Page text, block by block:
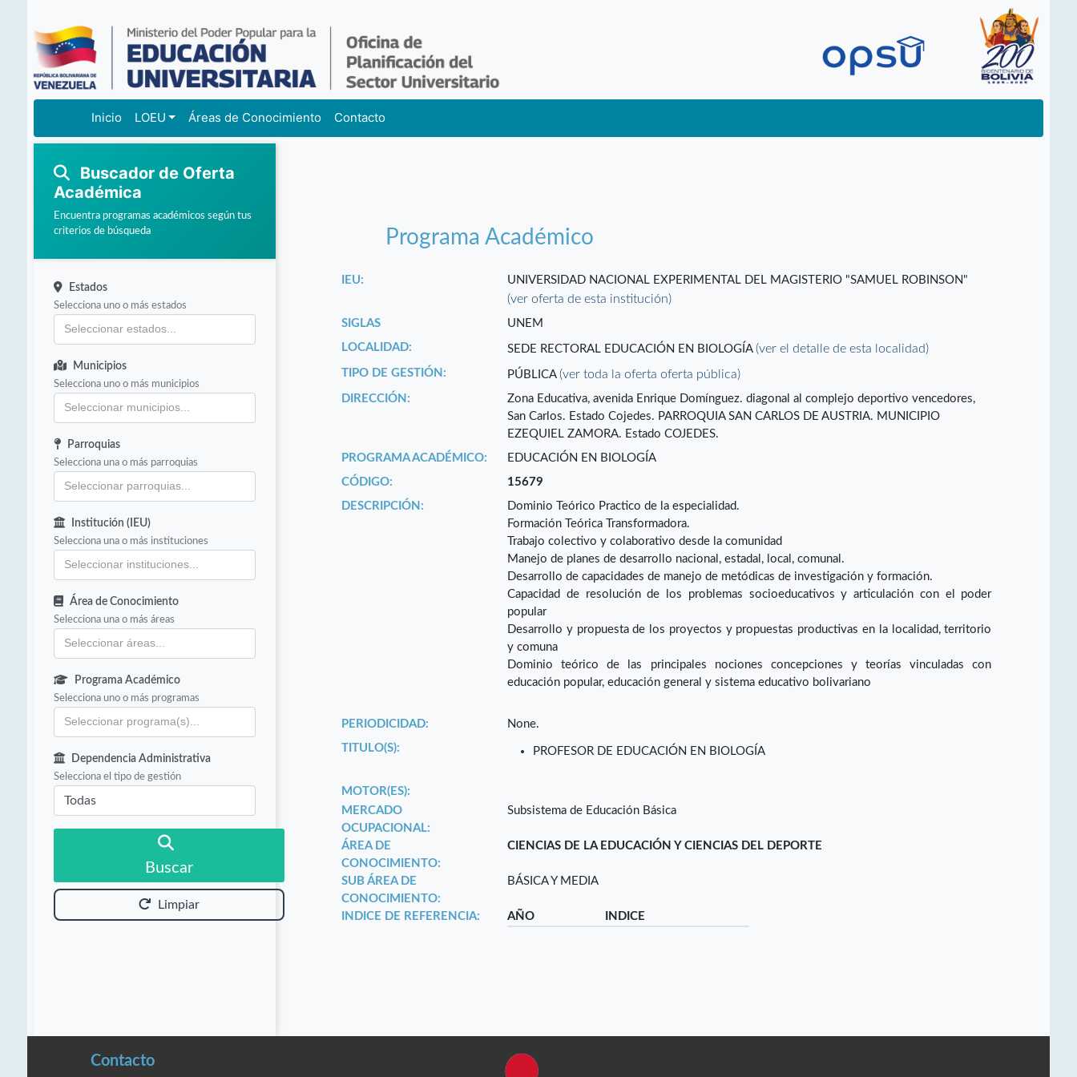
Inicio LOEU Áreas de Conocimiento Contacto
Buscador de Oferta
Académica
Encuentra programas académicos según tus
criterios de búsqueda
Estados
Selecciona uno o más estados
Municipios
Selecciona uno o más municipios
Parroquias
Selecciona una o más parroquias
Institución (IEU)
Selecciona una o más instituciones
Área de Conocimiento
Selecciona una o más áreas
Programa Académico
Selecciona uno o más programas
Dependencia Administrativa
Selecciona el tipo de gestión
Buscar
Limpiar
Programa Académico
IEU: UNIVERSIDAD NACIONAL EXPERIMENTAL DEL MAGISTERIO "SAMUEL ROBINSON"
(ver oferta de esta institución)
SIGLAS
UNEM
LOCALIDAD:
SEDE RECTORAL EDUCACIÓN EN BIOLOGÍA(ver el detalle de esta localidad)
TIPO DE GESTIÓN: PÚBLICA(ver toda la oferta oferta pública)
DIRECCIÓN:
Zona Educativa, avenida Enrique Domínguez. diagonal al complejo deportivo vencedores,
San Carlos. Estado Cojedes. PARROQUIA SAN CARLOS DE AUSTRIA. MUNICIPIO
EZEQUIEL ZAMORA. Estado COJEDES.
PROGRAMA ACADÉMICO:
EDUCACIÓN EN BIOLOGÍA
CÓDIGO:
15679
DESCRIPCIÓN:
Dominio Teórico Practico de la especialidad.
Formación Teórica Transformadora.
Trabajo colectivo y colaborativo desde la comunidad
Manejo de planes de desarrollo nacional, estadal, local, comunal.
Desarrollo de capacidades de manejo de metódicas de investigación y formación.
Capacidad de resolución de los problemas socioeducativos y articulación con el poder
popular
Desarrollo y propuesta de los proyectos y propuestas productivas en la localidad, territorio
y comuna
Dominio teórico de las principales nociones concepciones y teorías vinculadas con
educación popular, educación general y sistema educativo bolivariano
PERIODICIDAD:
None.
TITULO(S):
PROFESOR DE EDUCACIÓN EN BIOLOGÍA
MOTOR(ES):
MERCADO
OCUPACIONAL:
Subsistema de Educación Básica
ÁREA DE
CONOCIMIENTO:
CIENCIAS DE LA EDUCACIÓN Y CIENCIAS DEL DEPORTE
SUB ÁREA DE
CONOCIMIENTO:
BÁSICA Y MEDIA
INDICE DE REFERENCIA: AÑO INDICE
Contacto